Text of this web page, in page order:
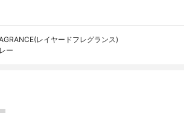
レイヤードフレグランス)
ー